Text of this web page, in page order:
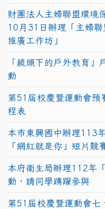
財團法人主婦聯盟環境
10月31日辦理「主婦
推廣工作坊」
「鏡頭下的戶外教育」
動
第51屆校慶暨運動會
程表
本市東興國中辦理113
「網紅就是你」短片競
本府衛生局辦理112年
動，請同學踴躍參與
第51屆校慶暨運動會七